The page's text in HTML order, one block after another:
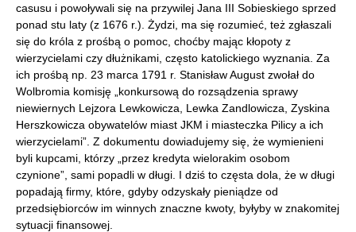
casusu i powoływali się na przywilej Jana III Sobieskiego sprzed
ponad stu laty (z 1676 r.). Żydzi, ma się rozumieć, też zgłaszali
się do króla z prośbą o pomoc, choćby mając kłopoty z
wierzycielami czy dłużnikami, często katolickiego wyznania. Za
ich prośbą np. 23 marca 1791 r. Stanisław August zwołał do
Wolbromia komisję „konkursową do rozsądzenia sprawy
niewiernych Lejzora Lewkowicza, Lewka Zandlowicza, Zyskina
Herszkowicza obywatelów miast JKM i miasteczka Pilicy a ich
wierzycielami”. Z dokumentu dowiadujemy się, że wymienieni
byli kupcami, którzy „przez kredyta wielorakim osobom
czynione”, sami popadli w długi. I dziś to częsta dola, że w długi
popadają firmy, które, gdyby odzyskały pieniądze od
przedsiębiorców im winnych znaczne kwoty, byłyby w znakomitej
sytuacji finansowej.